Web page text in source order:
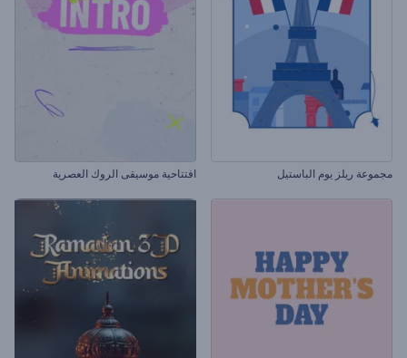
مجموعة ريلز يوم الباستيل افتتاحية موسيقى الروك العصرية